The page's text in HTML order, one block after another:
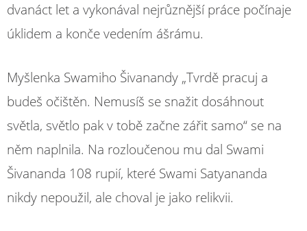
dvanáct let a vykonával nejrůznější práce počínaje
úklidem a konče vedením ášrámu.
Myšlenka Swamiho Šivanandy „Tvrdě pracuj a
budeš očištěn. Nemusíš se snažit dosáhnout
světla, světlo pak v tobě začne zářit samo“ se na
něm naplnila. Na rozloučenou mu dal Swami
Šivananda 108 rupií, které Swami Satyananda
nikdy nepoužil, ale choval je jako relikvii.